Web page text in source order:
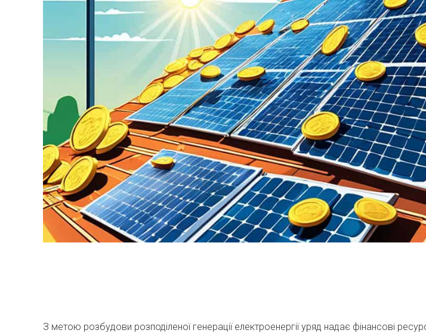
З метою розбудови розподіленої генерації електроенергії уряд надає фінансові